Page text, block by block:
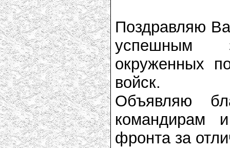
Поздравляю
успешным
окруженных
войск.
Объявляю
командирам
фронта за